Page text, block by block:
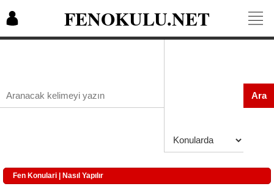
FENOKULU.NET
Ara
Fen Konulari | Nasıl Yapılır